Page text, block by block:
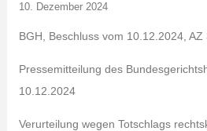
10. Dezember 2024
BGH, Beschluss vom 10.12.2024,
Pressemitteilung des
10.12.2024
Verurteilung wegen Totschlags